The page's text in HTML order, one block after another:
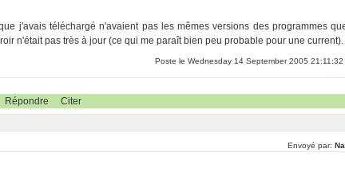
j'avais téléchargé n'avaient pas les mêmes versions des programmes
n'était pas très à jour (ce qui me paraît bien peu probable pour une current).
Poste le Wednesday 14 September 2005 21:11:32
Répondre Citer
Envoyé par: